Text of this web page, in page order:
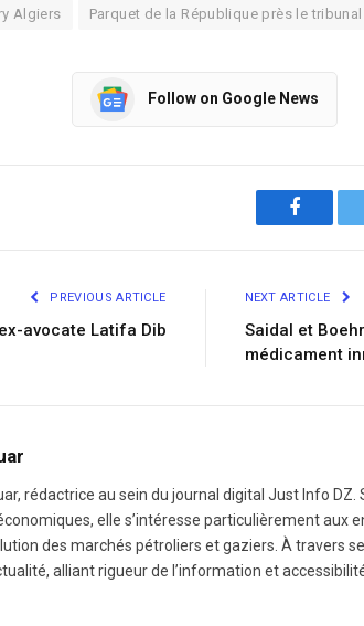
Algiers Parquet de la République près le
Follow on Google News
PREVIOUS ARTICLE
avocate Latifa Dib​
NEXT ARTICLE
Saidal et
médicament
rédactrice au sein du journal digital Just Info
elle s’intéresse particulièrement aux
des marchés pétroliers et gaziers. À travers
alliant rigueur de l’information et